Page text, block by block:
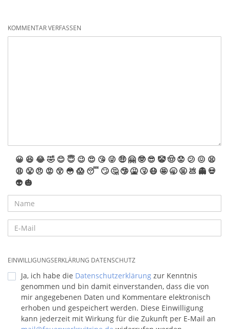
KOMMENTAR VERFASSEN
😀 😆 😂🤣 😊 😇 😉 😍 😘 😜 🤑 🤗 🤓 😎 🤡🤠 😟 😕 😖 😫
😩 😤 😠 😡 😲 😳 😱 😴 🙄 🤔 🤥 🤮 🤧 😷 🤩 🥱 🤬 💩 👻 💀
👽 🎃
EINWILLIGUNGSERKLÄRUNG DATENSCHUTZ
Ja, ich habe die Datenschutzerklärung zur Kenntnis
genommen und bin damit einverstanden, dass die von
mir angegebenen Daten und Kommentare elektronisch
erhoben und gespeichert werden. Diese Einwilligung
kann jederzeit mit Wirkung für die Zukunft per E-Mail an